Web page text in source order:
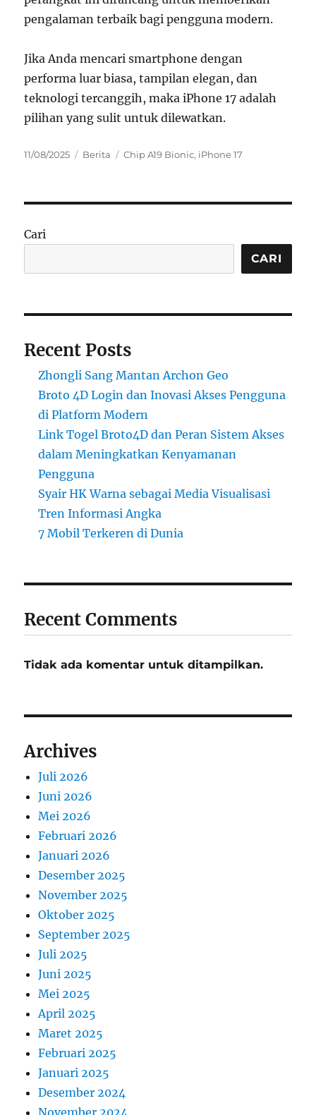
pengalaman terbaik bagi pengguna modern.
Jika Anda mencari smartphone dengan
performa luar biasa, tampilan elegan, dan
teknologi tercanggih, maka iPhone 17 adalah
pilihan yang sulit untuk dilewatkan.
Posted
11/08/2025 Categories
Berita Tags
Chip A19 Bionic, iPhone 17
Cari
CARI
Recent Posts
Zhongli Sang Mantan Archon Geo
Broto 4D Login dan Inovasi Akses Pengguna
di Platform Modern
Link Togel Broto4D dan Peran Sistem Akses
dalam Meningkatkan Kenyamanan
Pengguna
Syair HK Warna sebagai Media Visualisasi
Tren Informasi Angka
7 Mobil Terkeren di Dunia
Recent Comments
Tidak ada komentar untuk ditampilkan.
Archives
Juli 2026
Juni 2026
Mei 2026
Februari 2026
Januari 2026
Desember 2025
November 2025
Oktober 2025
September 2025
Juli 2025
Juni 2025
Mei 2025
April 2025
Maret 2025
Februari 2025
Januari 2025
Desember 2024
November 2024